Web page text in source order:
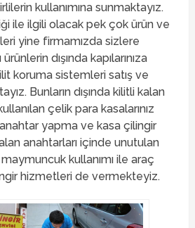
kullanımına sunmaktayız.
ile ilgili olacak pek çok ürün ve
yine firmamızda sizlere
dışında kapılarınıza
koruma sistemleri satış ve
Bunların dışında kilitli kalan
çelik para kasalarınız
anahtar yapma ve kasa çilingir
anahtarları içinde unutulan
kullanımı ile araç
hizmetleri de vermekteyiz.